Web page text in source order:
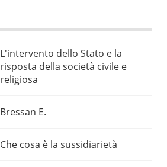
L'intervento dello Stato e la
risposta della società civile e
religiosa
Bressan E.
Che cosa è la sussidiarietà